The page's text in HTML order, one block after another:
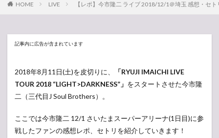
HOME LIVE 【レポ】今市隆二 ライブ 2018/12/1＠埼玉 感想・セ
記事内に広告が含まれています
2018年8月11日(土)を皮切りに、
「RYUJI IMAICHI LIVE
TOUR 2018 “LIGHT>DARKNESS”」 をスタートさせた今市隆
二（三代目J Soul Brothers）。
ここでは今市隆二 12/1 さいたまスーパーアリーナ(1日目)に参
戦したファンの感想レポ、セトリを紹介していきます！